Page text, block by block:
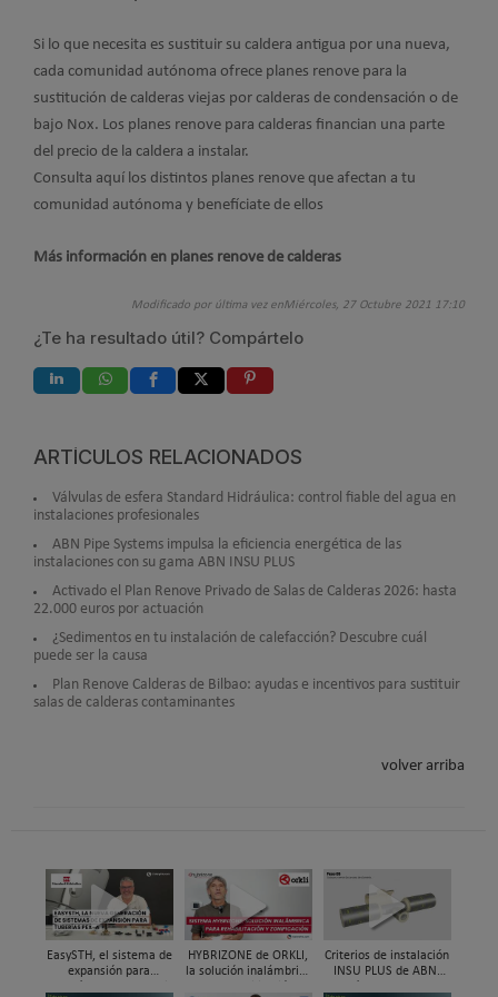
Si lo que necesita es sustituir su caldera antigua por una nueva,
cada comunidad autónoma ofrece planes renove para la
sustitución de calderas viejas por calderas de condensación o de
bajo Nox. Los planes renove para calderas financian una parte
del precio de la caldera a instalar.
Consulta aquí los distintos planes renove que afectan a tu
comunidad autónoma y benefíciate de ellos
Más información en planes renove de calderas
Modificado por última vez enMiércoles, 27 Octubre 2021 17:10
¿Te ha resultado útil? Compártelo
ARTÍCULOS RELACIONADOS
Válvulas de esfera Standard Hidráulica: control fiable del agua en
instalaciones profesionales
ABN Pipe Systems impulsa la eficiencia energética de las
instalaciones con su gama ABN INSU PLUS
Activado el Plan Renove Privado de Salas de Calderas 2026: hasta
22.000 euros por actuación
¿Sedimentos en tu instalación de calefacción? Descubre cuál
puede ser la causa
Plan Renove Calderas de Bilbao: ayudas e incentivos para sustituir
salas de calderas contaminantes
volver arriba
EasySTH, el sistema de
expansión para
HYBRIZONE de ORKLI,
la solución inalámbrica
Criterios de instalación
INSU PLUS de ABN,